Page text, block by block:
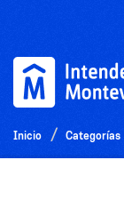
Inicio Categorías